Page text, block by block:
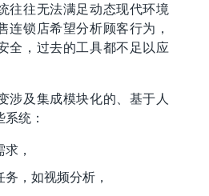
往往无法满足动态现代环境
连锁店希望分析顾客行为，
全，过去的工具都不足以应
涉及集成模块化的、基于人
统：
，
，如视频分析，